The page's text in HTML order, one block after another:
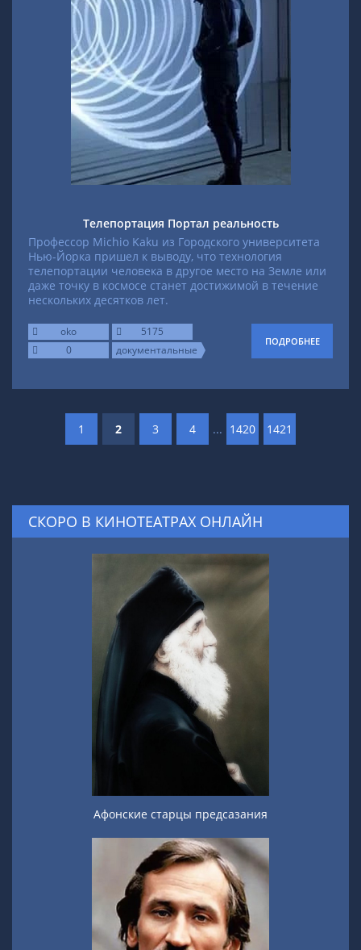
Телепортация Портал реальность
Профессор Michio Kaku из Городского университета
Нью-Йорка пришел к выводу, что технология
телепортации человека в другое место на Земле или
даже точку в космосе станет достижимой в течение
нескольких десятков лет.
oko
5175
0
документальные
ПОДРОБНЕЕ
1 2 3 4 ... 1420 1421
СКОРО В КИНОТЕАТРАХ ОНЛАЙН
Афонские старцы предсазания